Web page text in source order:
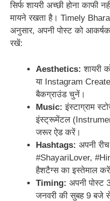
सिर्फ शायरी अच्छी होना काफी
मायने रखता है। Timely
अनुसार, अपनी पोस्ट को
रखें:
Aesthetics: शायरी
या Instagram
बैकग्राउंड चुनें।
Music: इंस्टाग्राम
इंस्ट्रूमेंटल
जरूर ऐड करें।
Hashtags: अपनी
#ShayariLover,
हैशटैग्स का इस्तेमाल
Timing: अपनी पोस्ट
जनवरी की सुबह 9 बजे